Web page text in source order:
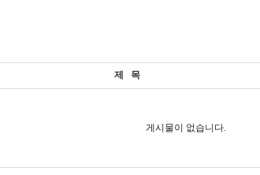
제 목
게시물이 없습니다.